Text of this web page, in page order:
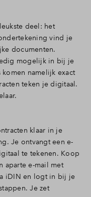
deel: het
vind je
documenten.
mogelijk in bij je
namelijk exact
teken je digitaal.
klaar in je
Je ontvangt een e-
te tekenen. Koop
aparte e-mail met
iDIN en logt in bij je
Je zet